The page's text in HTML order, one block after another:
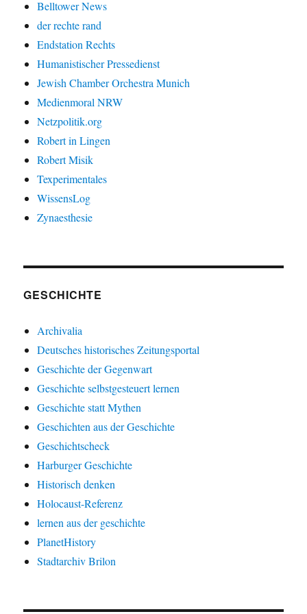
Belltower News
der rechte rand
Endstation Rechts
Humanistischer Pressedienst
Jewish Chamber Orchestra Munich
Medienmoral NRW
Netzpolitik.org
Robert in Lingen
Robert Misik
Texperimentales
WissensLog
Zynaesthesie
GESCHICHTE
Archivalia
Deutsches historisches Zeitungsportal
Geschichte der Gegenwart
Geschichte selbstgesteuert lernen
Geschichte statt Mythen
Geschichten aus der Geschichte
Geschichtscheck
Harburger Geschichte
Historisch denken
Holocaust-Referenz
lernen aus der geschichte
PlanetHistory
Stadtarchiv Brilon